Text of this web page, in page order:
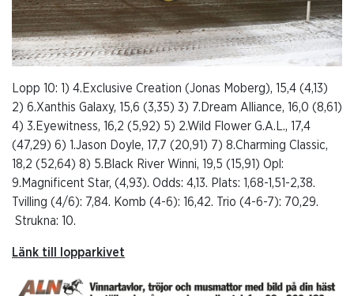
Lopp 10: 1) 4.Exclusive Creation (Jonas Moberg), 15,4 (4,13)
2) 6.Xanthis Galaxy, 15,6 (3,35) 3) 7.Dream Alliance, 16,0 (8,61)
4) 3.Eyewitness, 16,2 (5,92) 5) 2.Wild Flower G.A.L., 17,4
(47,29) 6) 1.Jason Doyle, 17,7 (20,91) 7) 8.Charming Classic,
18,2 (52,64) 8) 5.Black River Winni, 19,5 (15,91) Opl:
9.Magnificent Star, (4,93). Odds: 4,13. Plats: 1,68-1,51-2,38.
Tvilling (4/6): 7,84. Komb (4-6): 16,42. Trio (4-6-7): 70,29.
Strukna: 10.
Länk till lopparkivet